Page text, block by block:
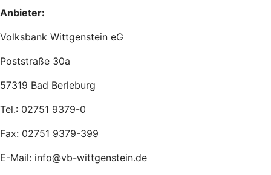
Anbieter:
Volksbank Wittgenstein eG
Poststraße 30a
57319 Bad Berleburg
Tel.: 02751 9379-0
Fax: 02751 9379-399
E-Mail: info@vb-wittgenstein.de